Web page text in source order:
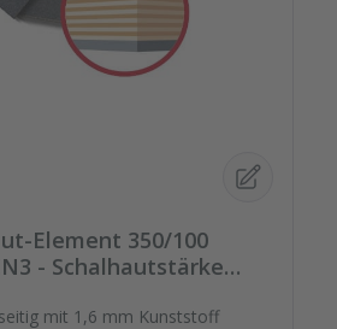
Element 350/100
- Schalhautstärke
mit 1,6 mm Kunststoff